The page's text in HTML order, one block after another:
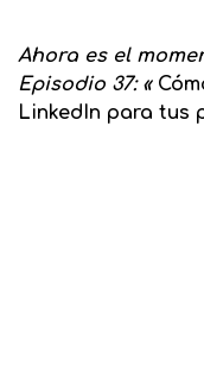
Ahora es el
Episodio 37: «
LinkedIn para tus